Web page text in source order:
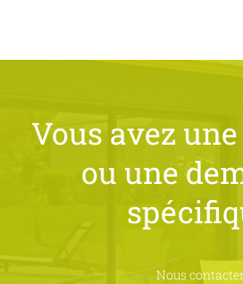
Vous avez
ou une
Nous